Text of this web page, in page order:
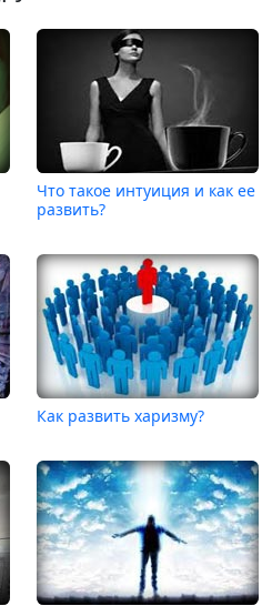
Что такое интуиция и как ее
развить?
Как развить харизму?